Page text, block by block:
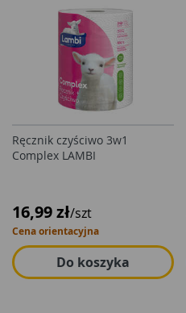
Ręcznik czyściwo 3w1
Complex LAMBI
16,99 zł/szt
Cena orientacyjna
Do koszyka